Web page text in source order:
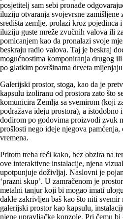
posjetitelj sam sebi pronađe
iluziju otvaranja svojevrsne zamišljene
središta zemlje, prolazi kroz pojedinca
iluziju guste mreže zvučnih valova ili
pomicanjem kao da pronalazi svoje
beskraju radio valova. Taj je beskraj
mogućnostima komponiranja drugog
po glatkim površinama drveta
Galerijski prostor, stoga, kao da je
kapsulu izoliranu od prostora zato što
komunicira Zemlja sa svemirom (koji
podražava ideju prostora), a istodobno
dodirom po godovima proizvodi zvuk
prošlosti nego ideje njegova
vremena.
Pritom treba reći kako, bez obzira na
ove interaktivne instalacije, njena
upotpunjuje doživljaj. Naslovni je
‘prazni skup’. U zamračenom je
metalni tanjur koji bi mogao imati
dakle zakrivljen baš kao što niti svemir
galerijski prostor kao kapsulu,
njene upravljačke konzole. Pri čemu